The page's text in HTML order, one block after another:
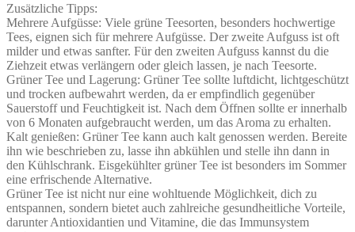
Zusätzliche Tipps:
Mehrere Aufgüsse: Viele grüne Teesorten, besonders hochwertige
Tees, eignen sich für mehrere Aufgüsse. Der zweite Aufguss ist oft
milder und etwas sanfter. Für den zweiten Aufguss kannst du die
Ziehzeit etwas verlängern oder gleich lassen, je nach Teesorte.
Grüner Tee und Lagerung: Grüner Tee sollte luftdicht, lichtgeschützt
und trocken aufbewahrt werden, da er empfindlich gegenüber
Sauerstoff und Feuchtigkeit ist. Nach dem Öffnen sollte er innerhalb
von 6 Monaten aufgebraucht werden, um das Aroma zu erhalten.
Kalt genießen: Grüner Tee kann auch kalt genossen werden. Bereite
ihn wie beschrieben zu, lasse ihn abkühlen und stelle ihn dann in
den Kühlschrank. Eisgekühlter grüner Tee ist besonders im Sommer
eine erfrischende Alternative.
Grüner Tee ist nicht nur eine wohltuende Möglichkeit, dich zu
entspannen, sondern bietet auch zahlreiche gesundheitliche Vorteile,
darunter Antioxidantien und Vitamine, die das Immunsystem